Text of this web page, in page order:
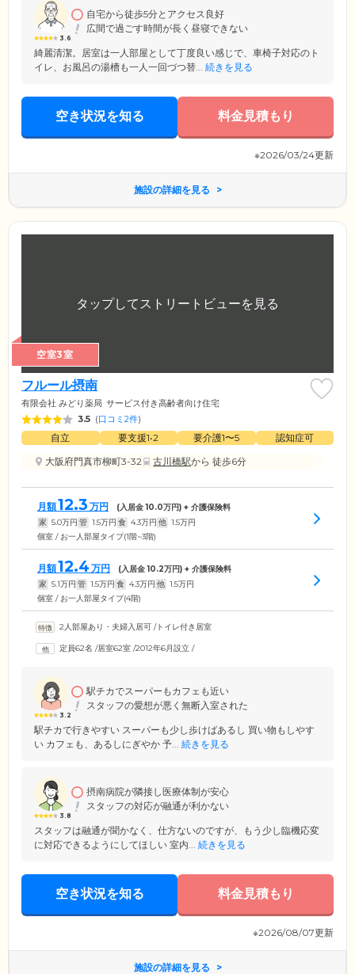
3.6
自宅から徒歩5分とアクセス良好
広間で過ごす時間が長く昼寝できない
綺麗清潔。居室は一人部屋として丁度良い感じで、車椅子対応のト
イレ、お風呂の湯槽も一人一回づつ替... 続きを見る
空き状況を知る 料金見積もり
※2026/03/24更新
施設の詳細を見る
空室3室
フルール摂南
有限会社 みどり薬局 サービス付き高齢者向け住宅
3.5 (口コミ2件)
自立 要支援1•2 要介護1〜5
認知症可
大阪府門真市柳町3-32
古川橋駅から 徒歩6分
月額12.3 万円 (入居金10.0万円) + 介護保険料
家 5.0万円 管 1.5万円 食 4.3万円 他 1.5万円
個室 / お一人部屋タイプ(1階~3階)
月額12.4 万円 (入居金10.2万円) + 介護保険料
家 5.1万円 管 1.5万円 食 4.3万円 他 1.5万円
個室 / お一人部屋タイプ(4階)
2人部屋あり・夫婦入居可 /トイレ付き居室
定員62名 /居室62室 /2012年6月設立 /
3.2
駅チカでスーパーもカフェも近い
スタッフの愛想が悪く無断入室された
駅チカで行きやすい スーパーも少し歩けばあるし 買い物もしやす
い カフェも、あるしにぎやか 予... 続きを見る
3.8
摂南病院が隣接し医療体制が安心
スタッフの対応が融通が利かない
スタッフは融通が聞かなく、仕方ないのですが、もう少し臨機応変
に対応できるようにしてほしい 室内... 続きを見る
空き状況を知る 料金見積もり
※2026/08/07更新
施設の詳細を見る